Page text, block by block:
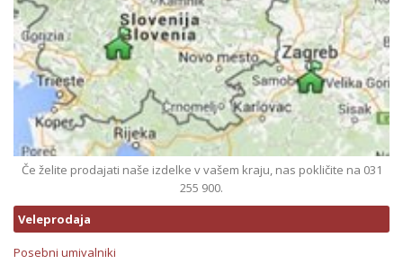
Če želite prodajati naše izdelke v vašem kraju, nas pokličite na 031
255 900.
Veleprodaja
Posebni umivalniki